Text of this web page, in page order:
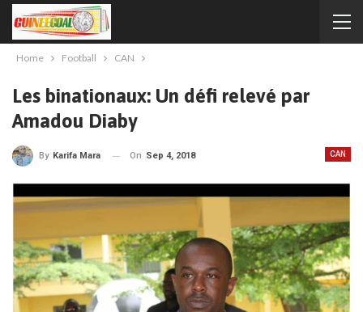
Home Football CAN
Les binationaux: Un défi relevé par
Amadou Diaby
CAN
By Karifa Mara On Sep 4, 2018